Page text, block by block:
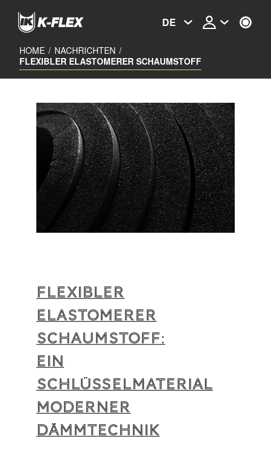
content
DE
HOME / NACHRICHTEN /
FLEXIBLER ELASTOMERER SCHAUMSTOFF
FLEXIBLER
ELASTOMERER
SCHAUMSTOFF:
EIN
SCHLÜSSELMATERIAL
MODERNER
DÄMMTECHNIK